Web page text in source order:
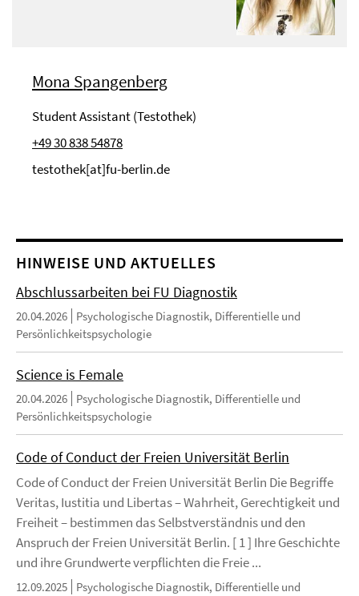
Mona Spangenberg
Student Assistant (Testothek)
+49 30 838 54878
testothek[at]fu-berlin.de
HINWEISE UND AKTUELLES
Abschlussarbeiten bei FU Diagnostik
20.04.2026
Psychologische Diagnostik, Differentielle und
Persönlichkeitspsychologie
Science is Female
20.04.2026
Psychologische Diagnostik, Differentielle und
Persönlichkeitspsychologie
Code of Conduct der Freien Universität Berlin
Code of Conduct der Freien Universität Berlin Die Begriffe
Veritas, Iustitia und Libertas – Wahrheit, Gerechtigkeit und
Freiheit – bestimmen das Selbstverständnis und den
Anspruch der Freien Universität Berlin. [ 1 ] Ihre Geschichte
und ihre Grundwerte verpflichten die Freie ...
12.09.2025
Psychologische Diagnostik, Differentielle und